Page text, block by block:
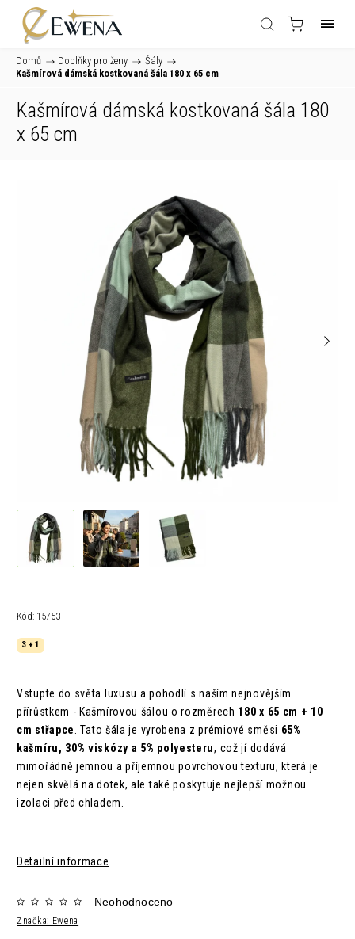
Domů / Doplňky pro ženy / Šály /
Kašmírová dámská kostkovaná šála 180 x 65 cm
Kašmírová dámská kostkovaná šála 180
x 65 cm
Kód: 15753
3 + 1
Vstupte do světa luxusu a pohodlí s naším nejnovějším
přírůstkem - Kašmírovou šálou o rozměrech 180 x 65 cm + 10
cm střapce . Tato šála je vyrobena z prémiové směsi 65%
kašmíru, 30% viskózy a 5% polyesteru, což jí dodává
mimořádně jemnou a příjemnou povrchovou texturu, která je
nejen skvělá na dotek, ale také poskytuje nejlepší možnou
izolaci před chladem.
Detailní informace
Značka: Ewena
Neohodnoceno